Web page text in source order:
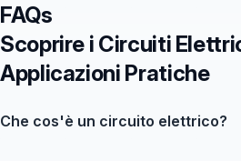
FAQs
Scoprire i Circuiti
Applicazioni Pratiche
Che cos'è un circuito elettrico?